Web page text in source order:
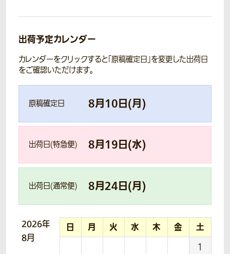
出荷予定カレンダー
カレンダーをクリックすると「原稿確定日」を変更した出荷日
をご確認いただけます。
原稿確定日 8月10日(月)
出荷日(特急便) 8月19日(水)
出荷日(通常便) 8月24日(月)
2026年
8月
日 月 火 水 木 金 土
1